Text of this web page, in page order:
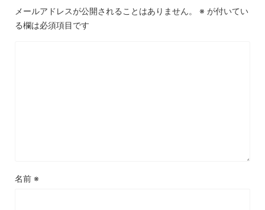
メールアドレスが公開されることはありません。 ※ が付いてい
る欄は必須項目です
名前 ※